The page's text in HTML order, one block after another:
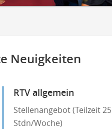
Neuigkeiten
RTV allgemein
Stellenangebot (Teilzeit 25
Stdn/Woche)